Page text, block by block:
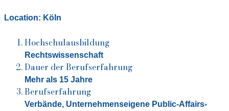
Location: Köln
Hochschulausbildung
Rechtswissenschaft
Dauer der Berufserfahrung
Mehr als 15 Jahre
Berufserfahrung
Verbände, Unternehmenseigene Public-Affairs-